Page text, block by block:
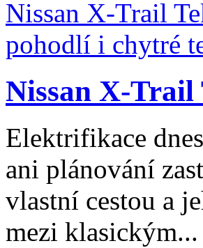
Nissan X-Trail
Elektrifikace
ani plánování
vlastní cestou a
mezi klasickým...